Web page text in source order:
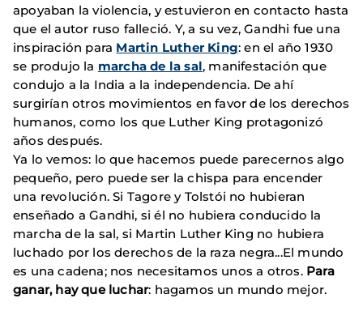
apoyaban la violencia, y estuvieron en contacto hasta
que el autor ruso falleció. Y, a su vez, Gandhi fue una
inspiración para Martin Luther King: en el año 1930
se produjo la marcha de la sal, manifestación que
condujo a la India a la independencia. De ahí
surgirían otros movimientos en favor de los derechos
humanos, como los que Luther King protagonizó
años después.
Ya lo vemos: lo que hacemos puede parecernos algo
pequeño, pero puede ser la chispa para encender
una revolución. Si Tagore y Tolstói no hubieran
enseñado a Gandhi, si él no hubiera conducido la
marcha de la sal, si Martin Luther King no hubiera
luchado por los derechos de la raza negra...El mundo
es una cadena; nos necesitamos unos a otros.Para
ganar, hay que luchar: hagamos un mundo mejor.